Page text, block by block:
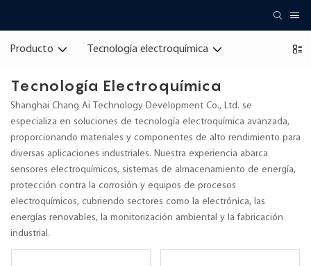
Producto Tecnología electroquímica
Tecnología Electroquímica
Shanghai Chang Ai Technology Development Co., Ltd. se
especializa en soluciones de tecnología electroquímica avanzada,
proporcionando materiales y componentes de alto rendimiento para
diversas aplicaciones industriales. Nuestra experiencia abarca
sensores electroquímicos, sistemas de almacenamiento de energía,
protección contra la corrosión y equipos de procesos
electroquímicos, cubriendo sectores como la electrónica, las
energías renovables, la monitorización ambiental y la fabricación
industrial.